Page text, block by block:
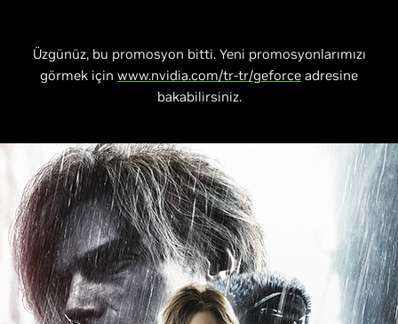
Üzgünüz, bu promosyon bitti. Yeni promosyonlarımızı
görmek için www.nvidia.com/tr-tr/geforce adresine
bakabilirsiniz.